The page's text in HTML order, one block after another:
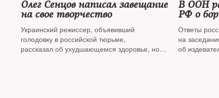
Олег Сенцов написал завещание
на свое творчество
Украинский режиссер, объявивший
голодовку в российской тюрьме,
рассказал об ухудшающемся здоровье, но
В ООН
РФ о
Ответы
на
об